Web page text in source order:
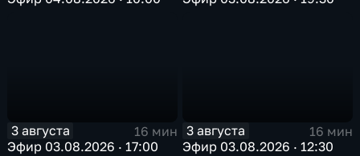
3 августа
16 мин
Эфир 03.08.2026 · 17:00
3 августа
16 мин
Эфир 03.08.2026 · 12:30